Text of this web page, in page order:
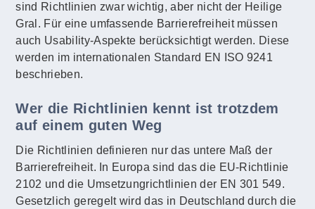
sind Richtlinien zwar wichtig, aber nicht der Heilige
Gral. Für eine umfassende Barrierefreiheit müssen
auch Usability-Aspekte berücksichtigt werden. Diese
werden im internationalen Standard EN ISO 9241
beschrieben.
Wer die Richtlinien kennt ist trotzdem
auf einem guten Weg
Die Richtlinien definieren nur das untere Maß der
Barrierefreiheit. In Europa sind das die EU-Richtlinie
2102 und die Umsetzungrichtlinien der EN 301 549.
Gesetzlich geregelt wird das in Deutschland durch die